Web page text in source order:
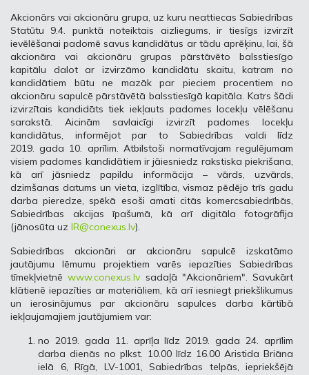
Akcionārs vai akcionāru grupa, uz kuru neattiecas Sabiedrības
Statūtu 9.4. punktā noteiktais aizliegums, ir tiesīgs izvirzīt
ievēlēšanai padomē savus kandidātus ar tādu aprēķinu, lai, šā
akcionāra vai akcionāru grupas pārstāvēto balsstiesīgo
kapitālu dalot ar izvirzāmo kandidātu skaitu, katram no
kandidātiem būtu ne mazāk par pieciem procentiem no
akcionāru sapulcē pārstāvētā balsstiesīgā kapitāla. Katrs šādi
izvirzītais kandidāts tiek iekļauts padomes locekļu vēlēšanu
sarakstā. Aicinām savlaicīgi izvirzīt padomes locekļu
kandidātus, informējot par to Sabiedrības valdi līdz
2019. gada 10. aprīlim. Atbilstoši normatīvajam regulējumam
visiem padomes kandidātiem ir jāiesniedz rakstiska piekrišana,
kā arī jāsniedz papildu informācija – vārds, uzvārds,
dzimšanas datums un vieta, izglītība, vismaz pēdējo trīs gadu
darba pieredze, spēkā esoši amati citās komercsabiedrībās,
Sabiedrības akcijas īpašumā, kā arī digitāla fotogrāfija
(jānosūta uz IR@conexus.lv).
Sabiedrības akcionāri ar akcionāru sapulcē izskatāmo
jautājumu lēmumu projektiem varēs iepazīties Sabiedrības
tīmekļvietnēwww.conexus.lv sadaļā "Akcionāriem". Savukārt
klātienē iepazīties ar materiāliem, kā arī iesniegt priekšlikumus
un ierosinājumus par akcionāru sapulces darba kārtībā
iekļaujamajiem jautājumiem var:
no 2019. gada 11. aprīļa līdz 2019. gada 24. aprīlim
darba dienās no plkst. 10.00 līdz 16.00 Aristida Briāna
ielā 6, Rīgā, LV-1001, Sabiedrības telpās, iepriekšējā